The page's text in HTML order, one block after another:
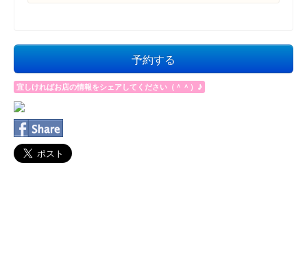
予約する
宜しければお店の情報をシェアしてください（＾＾）♪